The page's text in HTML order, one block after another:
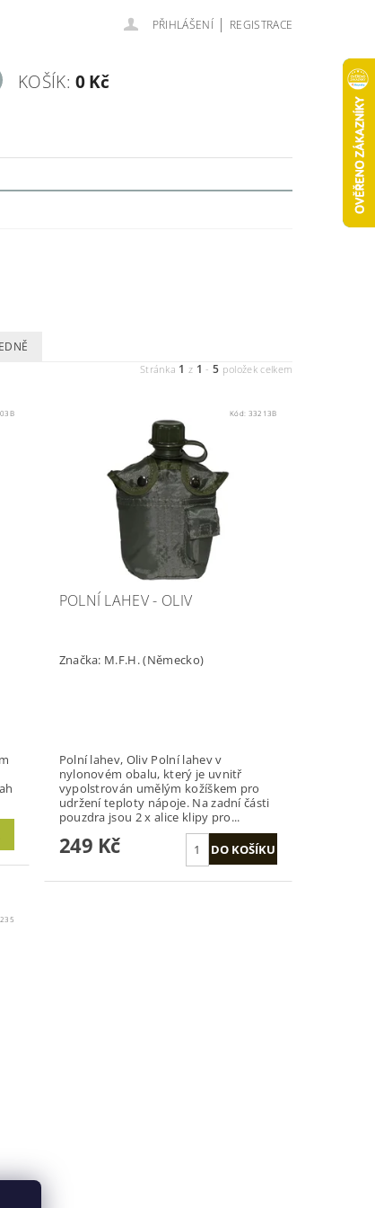
PŘIHLÁŠENÍ | REGISTRACE
KOŠÍK: 0 Kč
Stránka 1 z 1 -5 položek celkem
Kód: 33213B
POLNÍ LAHEV - OLIV
Značka: M.F.H. (Německo)
Polní lahev, Oliv Polní lahev v
nylonovém obalu, který je uvnitř
vypolstrován umělým kožíškem pro
udržení teploty nápoje. Na zadní části
pouzdra jsou 2 x alice klipy pro...
249 Kč